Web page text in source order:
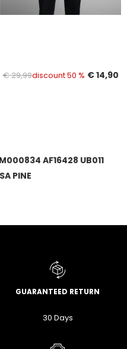
€ 29,99discount 50 % € 14,90
AF16428 UB011
PINE
GUARANTEED RETURN
30 Days